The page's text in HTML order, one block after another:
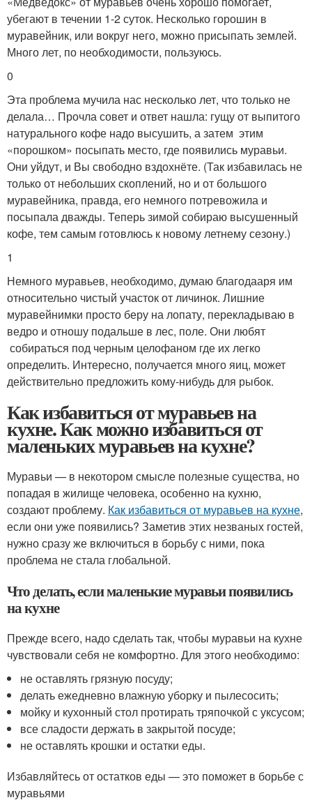
убегают в течении 1-2 суток. Несколько горошин в
муравейник, или вокруг него, можно присыпать землей.
Много лет, по необходимости, пользуюсь.
0
Эта проблема мучила нас несколько лет, что только не
делала… Прочла совет и ответ нашла: гущу от выпитого
натурального кофе надо высушить, а затем этим
«порошком» посыпать место, где появились муравьи.
Они уйдут, и Вы свободно вздохнёте. (Так избавилась не
только от небольших скоплений, но и от большого
муравейника, правда, его немного потревожила и
посыпала дважды. Теперь зимой собираю высушенный
кофе, тем самым готовлюсь к новому летнему сезону.)
1
Немного муравьев, необходимо, думаю благодааря им
относительно чистый участок от личинок. Лишние
муравейнимки просто беру на лопату, перекладываю в
ведро и отношу подальше в лес, поле. Они любят
собираться под черным целофаном где их легко
определить. Интересно, получается много яиц, может
действительно предложить кому-нибудь для рыбок.
Как избавиться от муравьев на
кухне. Как можно избавиться от
маленьких муравьев на кухне?
Муравьи — в некотором смысле полезные существа, но
попадая в жилище человека, особенно на кухню,
создают проблему. Как избавиться от муравьев на кухне,
если они уже появились? Заметив этих незваных гостей,
нужно сразу же включиться в борьбу с ними, пока
проблема не стала глобальной.
Что делать, если маленькие муравьи появились
на кухне
Прежде всего, надо сделать так, чтобы муравьи на кухне
чувствовали себя не комфортно. Для этого необходимо:
не оставлять грязную посуду;
делать ежедневно влажную уборку и пылесосить;
мойку и кухонный стол протирать тряпочкой с уксусом;
все сладости держать в закрытой посуде;
не оставлять крошки и остатки еды.
Избавляйтесь от остатков еды — это поможет в борьбе с
муравьями